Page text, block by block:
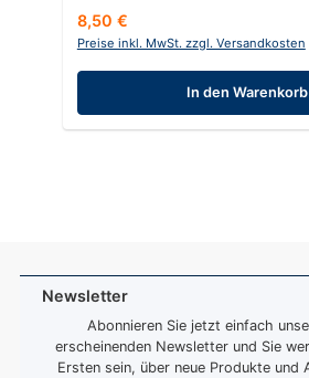
Regulärer Preis:
8,50 €
Preise inkl. MwSt. zzgl. Versandkosten
In den Warenkorb
Newsletter
Abonnieren Sie jetzt einfach
erscheinenden Newsletter und Sie
Ersten sein, über neue Produkte und